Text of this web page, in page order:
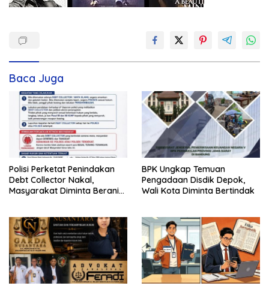
Baca Juga
Polisi Perketat Penindakan
Debt Collector Nakal,
Masyarakat Diminta Berani
BPK Ungkap Temuan
Pengadaan Disdik Depok,
Wali Kota Diminta Bertindak